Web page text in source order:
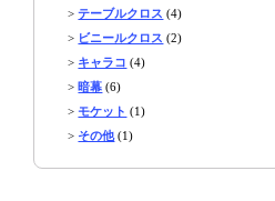
>テーブルクロス (4)
> ビニールクロス (2)
> キャラコ (4)
>暗幕 (6)
>モケット (1)
> その他(1)